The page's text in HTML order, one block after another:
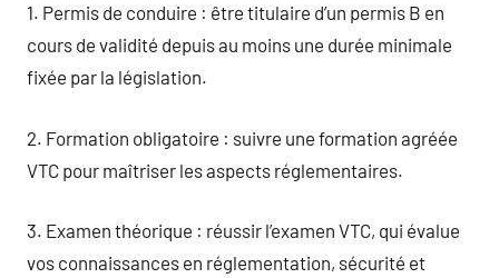
1. Permis de conduire : être titulaire d’un permis B en
cours de validité depuis au moins une durée minimale
fixée par la législation.
2. Formation obligatoire : suivre une formation agréée
VTC pour maîtriser les aspects réglementaires.
3. Examen théorique : réussir l’examen VTC, qui évalue
vos connaissances en réglementation, sécurité et